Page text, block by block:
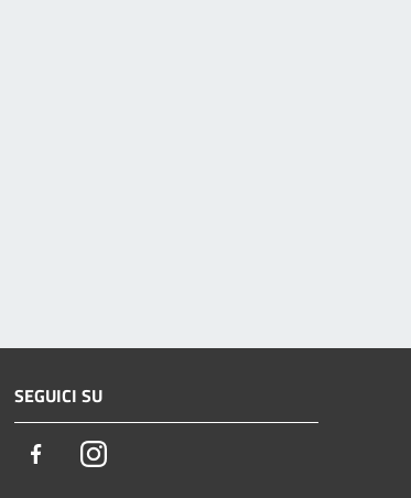
SEGUICI SU
FacebookInstagram